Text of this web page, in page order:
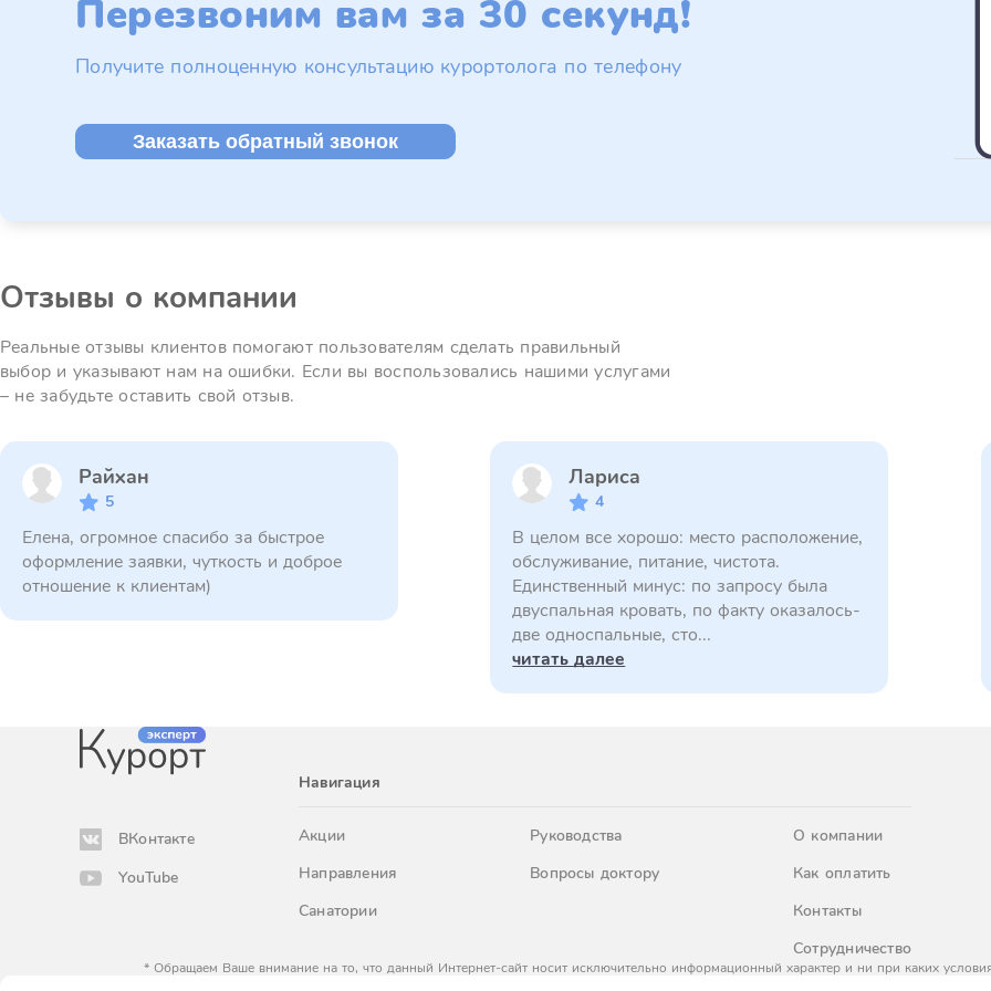
Перезвоним вам за 30 секунд!
Получите полноценную консультацию курортолога по телефону
Заказать обратный звонок
Отзывы о компании
Реальные отзывы клиентов помогают пользователям сделать правильный
выбор и указывают нам на ошибки. Если вы воспользовались нашими услугами
– не забудьте оставить свой отзыв.
Райхан
5
Елена, огромное спасибо за быстрое
оформление заявки, чуткость и доброе
отношение к клиентам)
Лариса
4
В целом все хорошо: место расположение,
обслуживание, питание, чистота.
Единственный минус: по запросу была
двуспальная кровать, по факту оказалось-
две односпальные, сто...
читать далее
ВКонтакте
YouTube
Навигация
Акции
Направления
Санатории
Руководства
Вопросы доктору
О компании
Как оплатить
Контакты
Сотрудничество
* Обращаем Ваше внимание на то, что данный Интернет-сайт носит исключительно информационный характер и ни при каких